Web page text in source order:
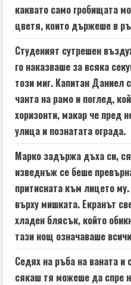
a
d
i
n
g
каквато само гробищата
цветя, които държеше в
Студеният сутрешен
го наказваше за всяка
този миг. Капитан Даниел
чанта на рамо и поглед,
хоризонти, макар че пред
улица и познатата ограда.
Марко задържа дъха си,
изведнъж се беше
притисната към лицето
върху мишката. Екранът
хладен блясък, който
тази нощ означаваше
Седях на ръба на ваната и
сякаш тя можеше да спре